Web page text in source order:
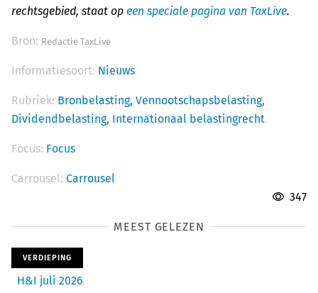
rechtsgebied, staat op een speciale pagina van TaxLive.
Bron: Redactie TaxLive
Informatiesoort: Nieuws
Rubriek: Bronbelasting, Vennootschapsbelasting,
Dividendbelasting, Internationaal belastingrecht
Focus: Focus
Carrousel: Carrousel
347
MEEST GELEZEN
VERDIEPING
H&I juli 2026